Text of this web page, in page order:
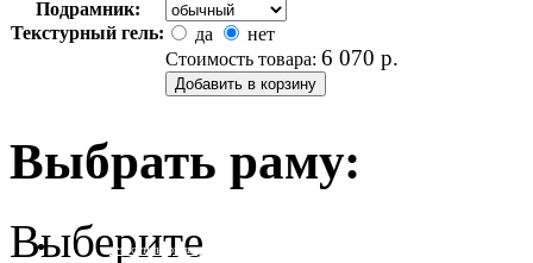
Подрамник:
Текстурный гель:
да
нет
Стоимость товара: 6 070 р.
Выбрать раму:
очистить фильтр цвета
Выберите